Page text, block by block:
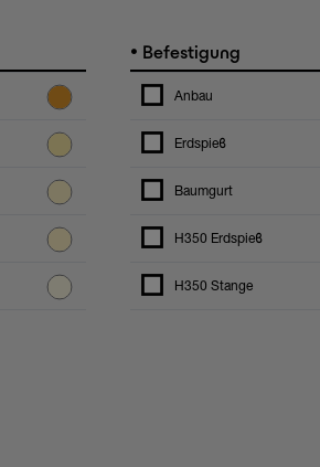
• Befestigung
Anbau
Erdspieϐ
Baumgurt
H350 Erdspieϐ
H350 Stange